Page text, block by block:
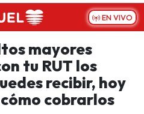
EN VIVO
mayores
tu RUT los
recibir, hoy
cobrarlos